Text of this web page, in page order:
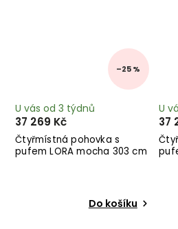
–25 %
Čtyřmístná pohovka s
pufem LORA mocha 303 cm
U vás od 3 týdnů
37 269 Kč
Do košíku
U
37